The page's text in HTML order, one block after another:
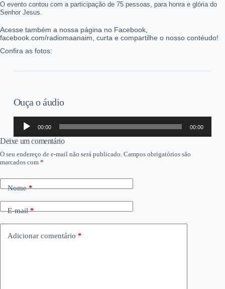
O evento contou com a participação de 75 pessoas, para honra e glória do
Senhor Jesus.
Acesse também a nossa página no Facebook,
facebook.com/radiomaanaim, curta e compartilhe o nosso contéudo!
Confira as fotos:
Ouça o áudio
Tocador
áudio
00:00 00:00
Deixe um comentário
O seu endereço de e-mail não será publicado. Campos obrigatórios são
marcados com *
Nome*
E-mail*
Adicionar comentário *